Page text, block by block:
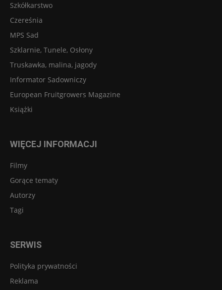
Szkółkarstwo
Czereśnia
MPS Sad
Szklarnie, Tunele, Osłony
Truskawka, malina, jagody
Informator Sadowniczy
European Fruitgrowers Magazine
Książki
WIĘCEJ INFORMACJI
Filmy
Gorące tematy
Autorzy
Tagi
SERWIS
Polityka prywatności
Reklama